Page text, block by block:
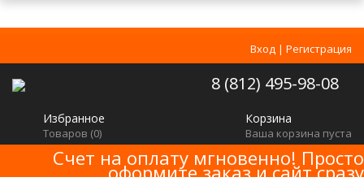
Вход | Регистрация
8 (812) 495-98-08
Избранное
Товаров (0)
Корзина
Ваша корзина пуста
Счет на оплату мгновенно! Просто
оформите заказ и сайт сразу